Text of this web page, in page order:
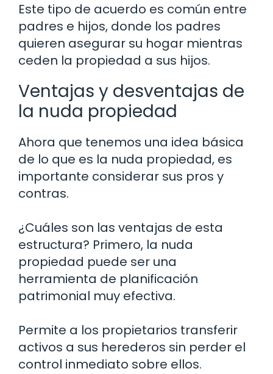
Este tipo de acuerdo es común entre
padres e hijos, donde los padres
quieren asegurar su hogar mientras
ceden la propiedad a sus hijos.
Ventajas y desventajas de
la nuda propiedad
Ahora que tenemos una idea básica
de lo que es la nuda propiedad, es
importante considerar sus pros y
contras.
¿Cuáles son las ventajas de esta
estructura? Primero, la nuda
propiedad puede ser una
herramienta de planificación
patrimonial muy efectiva.
Permite a los propietarios transferir
activos a sus herederos sin perder el
control inmediato sobre ellos.